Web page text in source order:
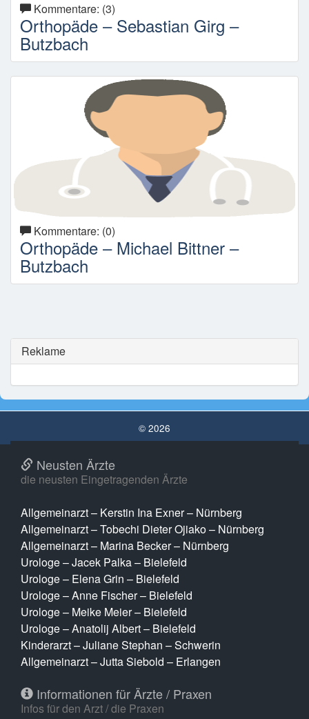
Kommentare: (3)
Orthopäde – Sebastian Girg –
Butzbach
Kommentare: (0)
Orthopäde – Michael Bittner –
Butzbach
Reklame
© 2026
Neusten Ärzte
die neusten Eingetragenden Ärzte
Allgemeinarzt – Kerstin Ina Exner – Nürnberg
Allgemeinarzt – Tobechi Dieter Ojiako – Nürnberg
Allgemeinarzt – Marina Becker – Nürnberg
Urologe – Jacek Palka – Bielefeld
Urologe – Elena Grin – Bielefeld
Urologe – Anne Fischer – Bielefeld
Urologe – Meike Meier – Bielefeld
Urologe – Anatolij Albert – Bielefeld
Kinderarzt – Juliane Stephan – Schwerin
Allgemeinarzt – Jutta Siebold – Erlangen
Informationen für Ärzte / Praxen
Infos für den Arzt / die Praxen